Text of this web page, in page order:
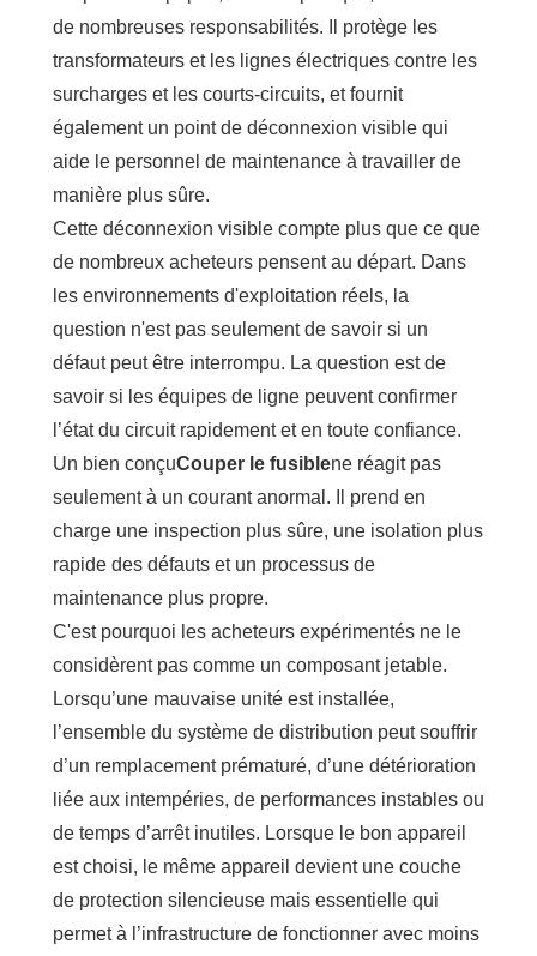
de nombreuses responsabilités. Il protège les
transformateurs et les lignes électriques contre les
surcharges et les courts-circuits, et fournit
également un point de déconnexion visible qui
aide le personnel de maintenance à travailler de
manière plus sûre.
Cette déconnexion visible compte plus que ce que
de nombreux acheteurs pensent au départ. Dans
les environnements d'exploitation réels, la
question n'est pas seulement de savoir si un
défaut peut être interrompu. La question est de
savoir si les équipes de ligne peuvent confirmer
l’état du circuit rapidement et en toute confiance.
Un bien conçuCouper le fusiblene réagit pas
seulement à un courant anormal. Il prend en
charge une inspection plus sûre, une isolation plus
rapide des défauts et un processus de
maintenance plus propre.
C'est pourquoi les acheteurs expérimentés ne le
considèrent pas comme un composant jetable.
Lorsqu’une mauvaise unité est installée,
l’ensemble du système de distribution peut souffrir
d’un remplacement prématuré, d’une détérioration
liée aux intempéries, de performances instables ou
de temps d’arrêt inutiles. Lorsque le bon appareil
est choisi, le même appareil devient une couche
de protection silencieuse mais essentielle qui
permet à l’infrastructure de fonctionner avec moins